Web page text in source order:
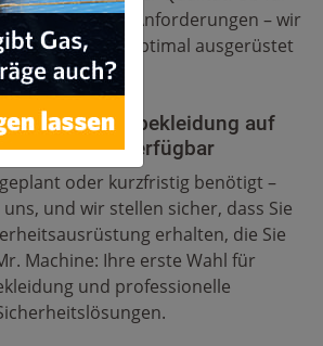
oder spontane Anforderungen – wir
Sie jederzeit optimal ausgerüstet
sind.
Ihre Schutzbekleidung auf
oder direkt verfügbar
oder kurzfristig benötigt –
und wir stellen sicher, dass Sie
erhalten, die Sie
Machine: Ihre erste Wahl für
und professionelle